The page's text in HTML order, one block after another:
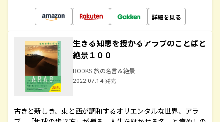
詳細を見る
生きる知恵を授かるアラブのことばと
絶景１００
BOOKS 旅の名言＆絶景
2022.07.14 発売
古きと新しき、東と西が調和するオリエンタルな世界、アラ